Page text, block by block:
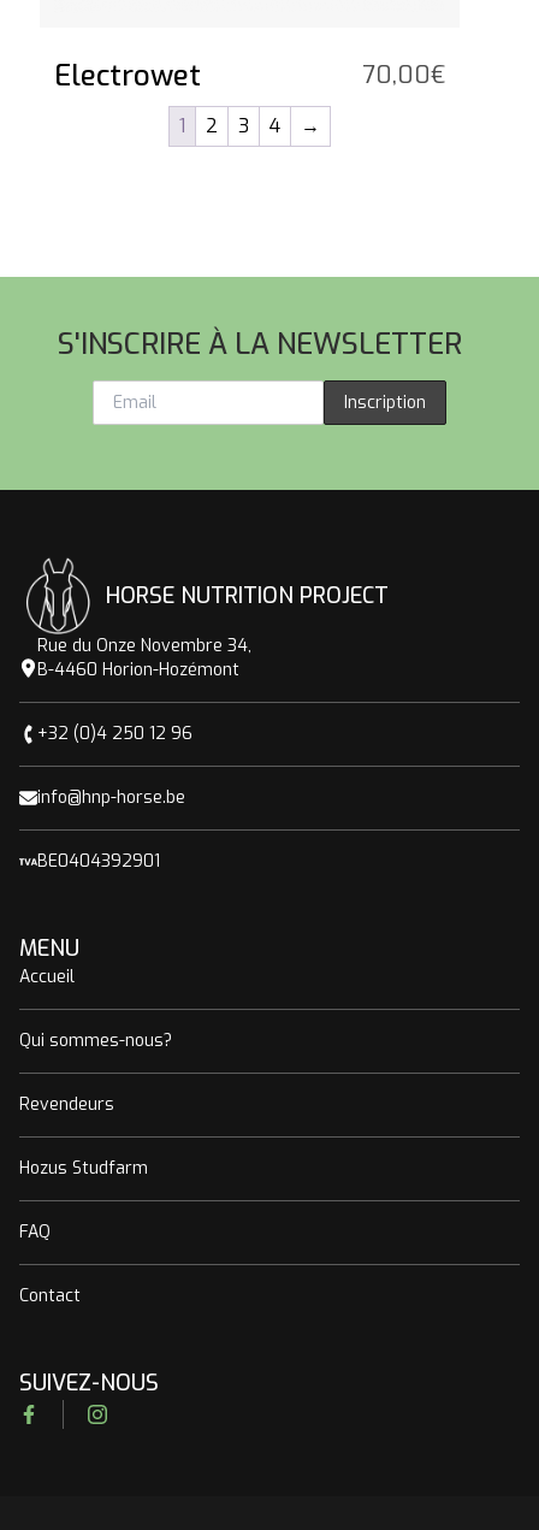
Electrowet 70,00€
1 2 3 4 →
S'INSCRIRE À LA NEWSLETTER
Inscription
HORSE NUTRITION PROJECT
Rue du Onze Novembre 34,
B-4460 Horion-Hozémont
+32 (0)4 250 12 96
info@hnp-horse.be
BE0404392901
MENU
Accueil
Qui sommes-nous?
Revendeurs
Hozus Studfarm
FAQ
Contact
SUIVEZ-NOUS
FacebookInstagram